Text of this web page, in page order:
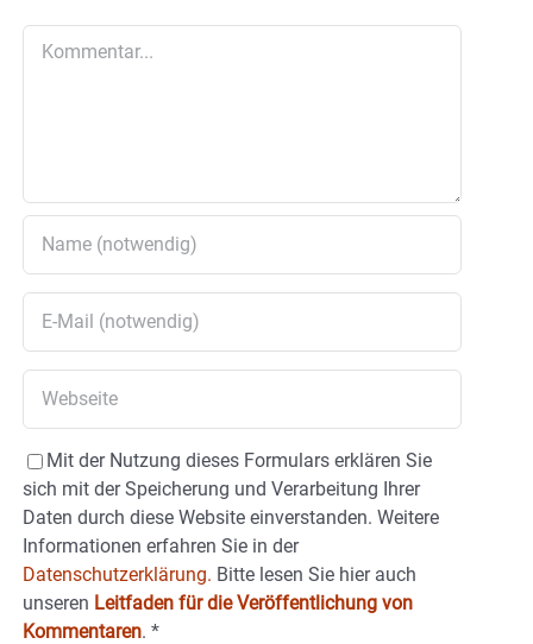
Mit der Nutzung dieses Formulars erklären Sie
sich mit der Speicherung und Verarbeitung Ihrer
Daten durch diese Website einverstanden. Weitere
Informationen erfahren Sie in der
Datenschutzerklärung. Bitte lesen Sie hier auch
unseren Leitfaden für die Veröffentlichung von
Kommentaren. *